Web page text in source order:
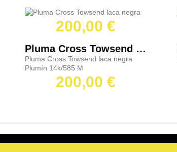
200,00 €
Pluma Cross Towsend laca negra
Pluma Cross Towsend laca negra
Plumín 14k/585 M
200,00 €